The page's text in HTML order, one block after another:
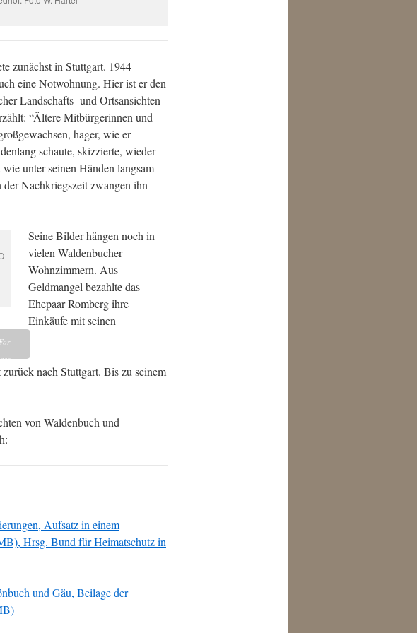
zunächst in Stuttgart. 1944
eine Notwohnung. Hier ist er den
Landschafts- und Ortsansichten
“Ältere Mitbürgerinnen und
hager, wie er
schaute, skizzierte, wieder
unter seinen Händen langsam
Nachkriegszeit zwangen ihn
Seine Bilder hängen noch in
vielen Waldenbucher
Wohnzimmern. Aus
Geldmangel bezahlte das
Ehepaar Romberg ihre
Einkäufe mit seinen
nach Stuttgart. Bis zu seinem
von Waldenbuch und
Aufsatz in einem
Hrsg. Bund für Heimatschutz in
und Gäu, Beilage der